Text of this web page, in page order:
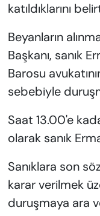
katıldıklarını
Beyanların
Başkanı, sanık
Barosu
sebebiyle
Saat 13.00'e
olarak sanık
Sanıklara son
karar verilmek
duruşmaya ara